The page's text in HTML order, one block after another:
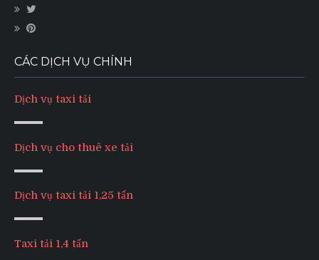
CÁC DỊCH VỤ CHÍNH
Dịch vụ taxi tải
Dịch vụ cho thuê xe tải
Dịch vụ taxi tải 1,25 tấn
Taxi tải 1,4 tấn